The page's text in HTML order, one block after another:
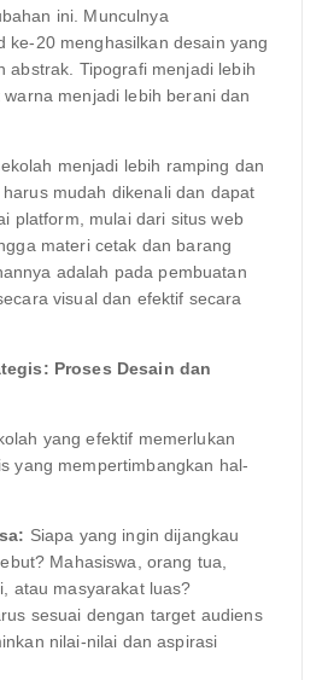
ini. Munculnya
ke-20 menghasilkan desain yang
abstrak. Tipografi menjadi lebih
menjadi lebih berani dan
menjadi lebih ramping dan
mudah dikenali dan dapat
platform, mulai dari situs web
materi cetak dan barang
adalah pada pembuatan
visual dan efektif secara
Proses Desain dan
yang efektif memerlukan
yang mempertimbangkan hal-
Siapa yang ingin dijangkau
Mahasiswa, orang tua,
atau masyarakat luas?
sesuai dengan target audiens
nilai-nilai dan aspirasi